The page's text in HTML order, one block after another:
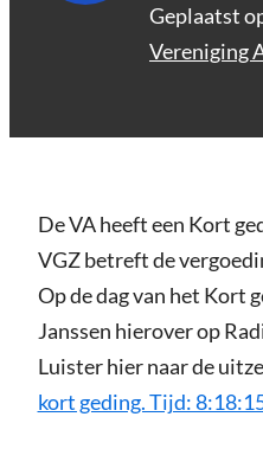
Geplaatst
Vereniging
De VA heeft een Kort
VGZ betreft de
Op de dag van het Kort
Janssen hierover op
Luister hier naar de
kort geding. Tijd: